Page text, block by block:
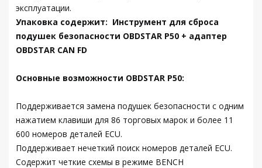
эксплуатации.
Упаковка содержит: Инструмент для сброса
подушек безопасности OBDSTAR P50 + адаптер
OBDSTAR CAN FD
Основные возможности OBDSTAR P50:
Поддерживается замена подушек безопасности с одним
нажатием клавиши для 86 торговых марок и более 11
600 номеров деталей ECU.
Поддерживает нечеткий поиск номеров деталей ECU.
Содержит четкие схемы в режиме BENCH